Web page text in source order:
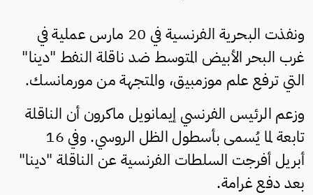
ونفذت البحرية الفرنسية في 20 مارس عملية في
غرب البحر الأبيض المتوسط ​​ضد ناقلة النفط "دينا"
التي ترفع علم موزمبيق، والمتجهة من مورمانسك.
وزعم الرئيس الفرنسي إيمانويل ماكرون أن الناقلة
تابعة لما يُسمى بأسطول الظل الروسي. وفي 16
أبريل أفرجت السلطات الفرنسية عن الناقلة "دينا"
بعد دفع غرامة.